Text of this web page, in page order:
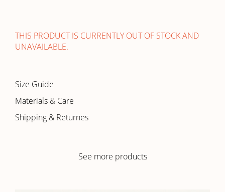
THIS PRODUCT IS CURRENTLY OUT OF STOCK AND
UNAVAILABLE.
Size Guide
Materials & Care
Shipping & Returnes
See more products